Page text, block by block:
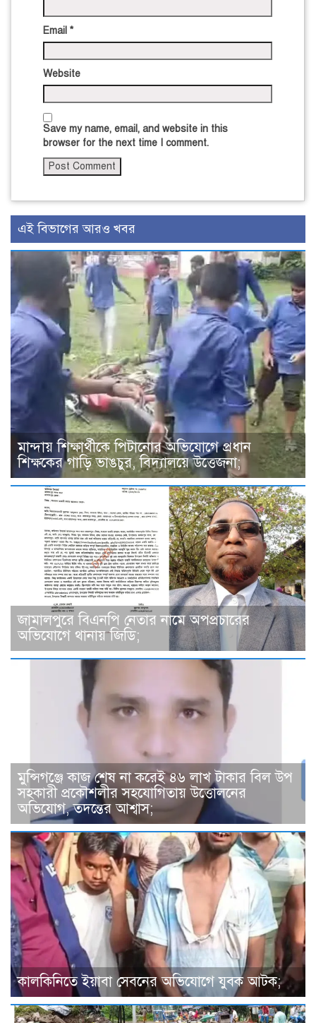
Email *
Website
Save my name, email, and website in this
browser for the next time I comment.
এই বিভাগের আরও খবর
মান্দায় শিক্ষার্থীকে পিটানোর অভিযোগে প্রধান
শিক্ষকের গাড়ি ভাঙচুর, বিদ্যালয়ে উত্তেজনা;
জামালপুরে বিএনপি নেতার নামে অপপ্রচারের
অভিযোগে থানায় জিডি;
মুন্সিগঞ্জে কাজ শেষ না করেই ৪৬ লাখ টাকার বিল উপ
সহকারী প্রকৌশলীর সহযোগিতায় উত্তোলনের
অভিযোগ, তদন্তের আশ্বাস;
কালকিনিতে ইয়াবা সেবনের অভিযোগে যুবক আটক;